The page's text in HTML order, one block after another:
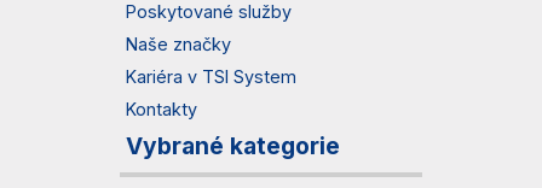
Poskytované služby
Naše značky
Kariéra v TSI System
Kontakty
Vybrané kategorie